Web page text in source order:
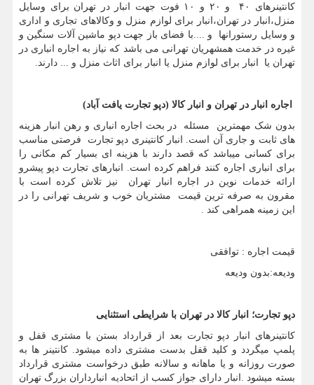
کانتینرهای ۴۰ و ۲۰ و ۱۰ فوت جهت انبار در تهران برای وسایل
منزل،انبار در تهران،انبار برای لوازم منزل و وکالاهای تجاری و اداری
و وسایل رستورانها و ....با فضای باز جهت دپو ماشین آلات سنگین و
غیره در خدمت همشهریان تهرانی می باشد که نیاز به اجاره انباری در
تهران یا انبار برای لوازم منزل یا انبار برای اثاث منزل و ... دارند.
اجاره انبار در تهران و انبار کالا (دپو تجارت یافت آباد)
بدون شک مهمترین مسئله در بحث اجاره انباری و رهن انبار هزینه
های ثابت و جاری آن است. انبار کانتینری دپو تجارت فرصتی مناسب
برای کسانی میباشد که قصد دارند با هزینه ای بسیار کم مکانی را
برای انباری اجاره کنند فراهم کرده است. انبارهای تجارت دپو پیشرو
ارائه خدمات نوین در اجاره انبار تهران نیز تلاش کرده است با
مقرون به صرفه ترین قیمت مشتریان خوب و شریف تهرانی را در
این زمینه همراهی کند .
قیمت اجاره : توافقی
ودیعه:بدون ودیعه
دپو تجارت؛ انبار کالا در تهران با شرایطی استثنایی
کانتینرهای انبار دپو تجارت بعد از قرارداد بستن با مشتری قفل و
پلمپ میگردد و کلید قفل بدست مشتری داده میشود. کانتینر ها به
صورت روزانه و یا ماهانه و سالانه طبق درخواست مشتری قرارداد
بسته میشود .انبار دارای جواز کسب از اتحادیه انبارداران بزرگ تهران